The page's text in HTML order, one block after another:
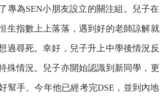
專為SEN小朋友設立的關注組。兒子在
生指數上上落落，遇到好的老師諒解就
過尋死。幸好，兒子升上中學後情況反
殊情況。兒子亦開始認識到新同學，更
幫手。今年他已經考完DSE，並到內地